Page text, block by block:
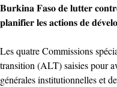
𝐁𝐮𝐫𝐤𝐢𝐧𝐚 𝐅𝐚𝐬𝐨 𝐝𝐞 𝐥𝐮𝐭𝐭𝐞𝐫
𝐩𝐥𝐚𝐧𝐢𝐟𝐢𝐞𝐫 𝐥𝐞𝐬 𝐚𝐜𝐭𝐢𝐨𝐧𝐬 𝐝𝐞
Les quatre Commissions
transition (ALT) saisies pour
générales institutionnelles et